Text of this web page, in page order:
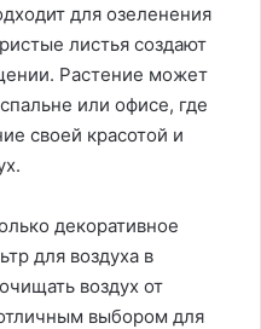
для озеленения
листья создают
Растение может
или офисе, где
своей красотой и
декоративное
для воздуха в
воздух от
выбором для